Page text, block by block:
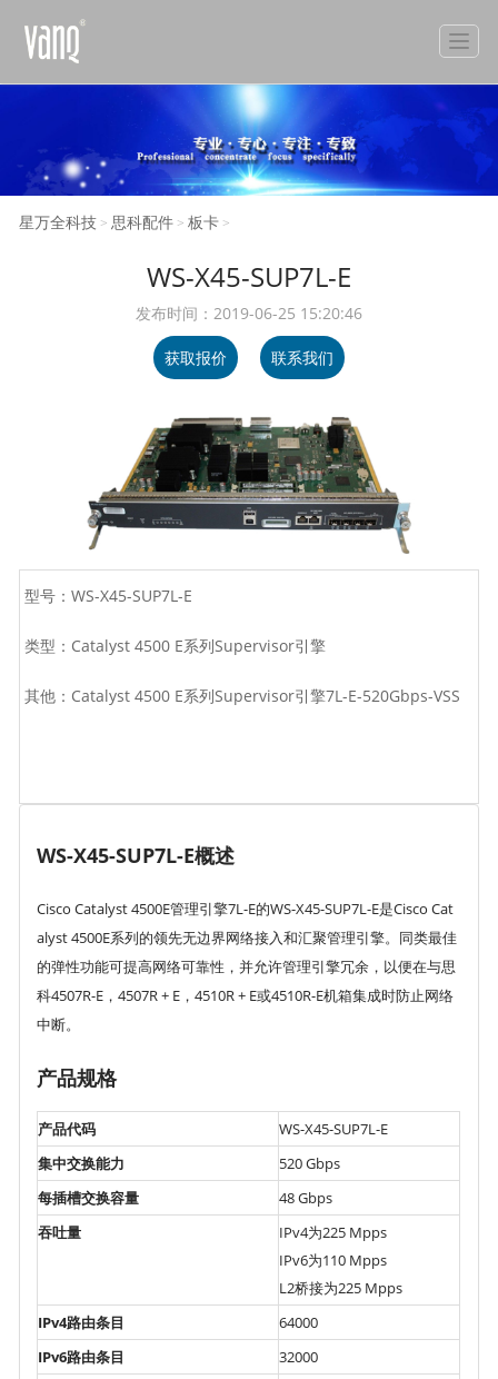
星万全科技 >思科配件 >板卡 >
WS-X45-SUP7L-E
发布时间：2019-06-25 15:20:46
获取报价 联系我们
型号：WS-X45-SUP7L-E
类型：Catalyst 4500 E系列Supervisor引擎
其他：Catalyst 4500 E系列Supervisor引擎7L-E-520Gbps-VSS
WS-X45-SUP7L-E概述
Cisco Catalyst 4500E管理引擎7L-E的WS-X45-SUP7L-E是Cisco Cat
alyst 4500E系列的领先无边界网络接入和汇聚管理引擎。同类最佳
的弹性功能可提高网络可靠性，并允许管理引擎冗余，以便在与思
科4507R-E，4507R + E，4510R + E或4510R-E机箱集成时防止网络
中断。
产品规格
产品代码
WS-X45-SUP7L-E
集中交换能力
520 Gbps
每插槽交换容量
48 Gbps
吞吐量
IPv4为225 Mpps
IPv6为110 Mpps
L2桥接为225 Mpps
IPv4路由条目
64000
IPv6路由条目
32000